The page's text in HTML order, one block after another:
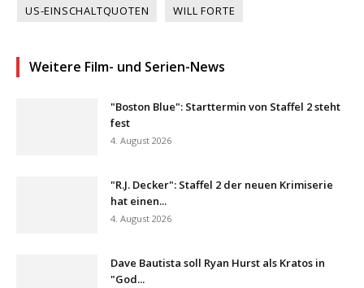
US-EINSCHALTQUOTEN
WILL FORTE
Weitere Film- und Serien-News
"Boston Blue": Starttermin von Staffel 2 steht
fest
4. August 2026
"R.J. Decker": Staffel 2 der neuen Krimiserie
hat einen...
4. August 2026
Dave Bautista soll Ryan Hurst als Kratos in
"God...